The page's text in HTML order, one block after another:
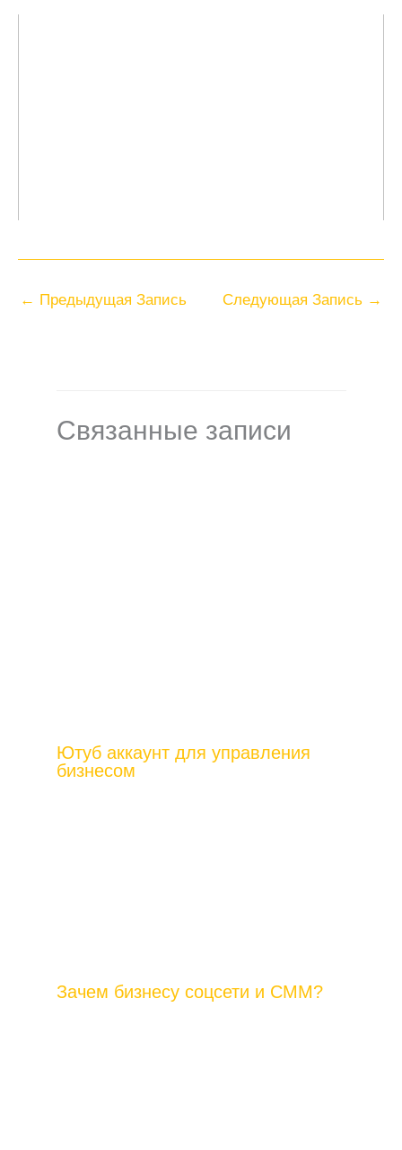
← Предыдущая Запись Следующая Запись →
Связанные записи
Ютуб аккаунт для управления
бизнесом
Зачем бизнесу соцсети и СММ?